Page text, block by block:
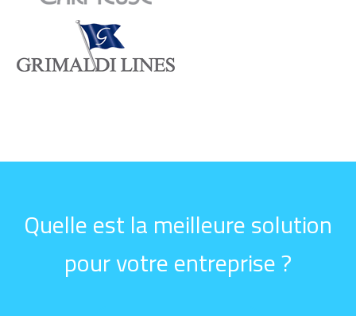
Quelle est la meilleure solution
pour votre entreprise ?